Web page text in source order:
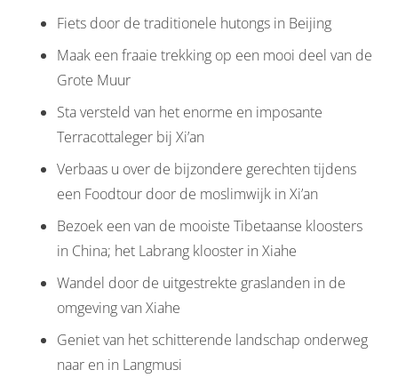
Fiets door de traditionele hutongs in Beijing
Maak een fraaie trekking op een mooi deel van de
Grote Muur
Sta versteld van het enorme en imposante
Terracottaleger bij Xi’an
Verbaas u over de bijzondere gerechten tijdens
een Foodtour door de moslimwijk in Xi’an
Bezoek een van de mooiste Tibetaanse kloosters
in China; het Labrang klooster in Xiahe
Wandel door de uitgestrekte graslanden in de
omgeving van Xiahe
Geniet van het schitterende landschap onderweg
naar en in Langmusi